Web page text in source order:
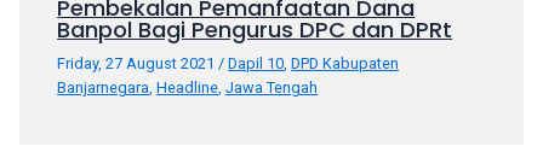
Pembekalan Pemanfaatan Dana
Banpol Bagi Pengurus DPC dan DPRt
Friday, 27 August 2021/Dapil 10,DPD Kabupaten
Banjarnegara,Headline,Jawa Tengah